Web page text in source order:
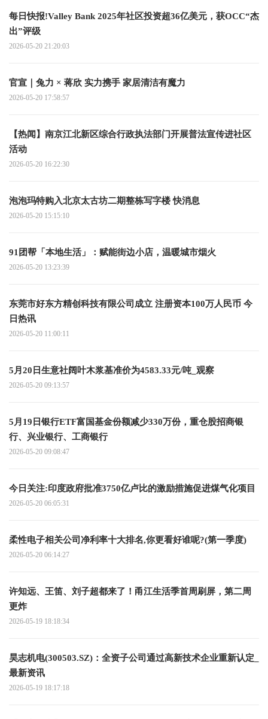
每日快报!Valley Bank 2025年社区投资超36亿美元，获OCC“杰
出”评级
2026-05-20 21:20:03
官宣｜兔力 × 蒋欣 实力携手 家居清洁有魔力
2026-05-20 17:58:57
【热闻】南京江北新区综合行政执法部门开展普法宣传进社区
活动
2026-05-20 16:22:30
泡泡玛特购入北京太古坊二期整栋写字楼 快消息
2026-05-20 15:15:10
91团帮「本地生活」：赋能街边小店，温暖城市烟火
2026-05-20 13:23:39
东莞市好东方精创科技有限公司成立 注册资本100万人民币 今
日热讯
2026-05-20 11:00:11
5月20日生意社阔叶木浆基准价为4583.33元/吨_观察
2026-05-20 09:13:57
5月19日银行ETF富国基金份额减少330万份，重仓股招商银
行、兴业银行、工商银行
2026-05-20 09:08:47
今日关注:印度政府批准3750亿卢比的激励措施促进煤气化项目
2026-05-20 06:05:31
柔性电子相关公司净利率十大排名,你更看好谁呢?(第一季度)
2026-05-20 06:14:27
许知远、王笛、刘子超都来了！甬江生活季首周刷屏，第二周
更炸
2026-05-19 18:18:34
昊志机电(300503.SZ)：全资子公司通过高新技术企业重新认定_
最新资讯
2026-05-19 18:17:18